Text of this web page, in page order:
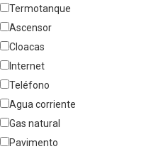
Termotanque
Ascensor
Cloacas
Internet
Teléfono
Agua corriente
Gas natural
Pavimento